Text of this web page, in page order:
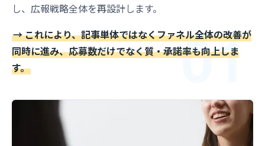
01
し、広報戦略全体を再設計します。
→ これにより、記事単体ではなくファネル全体の改善が
同時に進み、応募数だけでなく質・承諾率も向上しま
す。